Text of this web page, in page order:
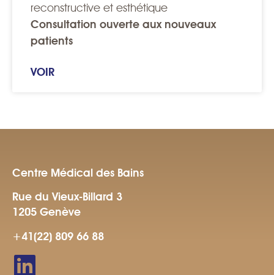
reconstructive et esthétique
Consultation ouverte aux nouveaux
patients
VOIR
Centre Médical des Bains
Rue du Vieux-Billard 3
1205 Genève
+41(22) 809 66 88